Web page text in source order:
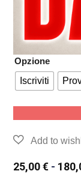
Opzione
Iscriviti
25,00€ -